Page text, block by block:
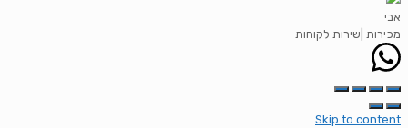
אבי
מכירות |שירות לקוחות
Skip to content